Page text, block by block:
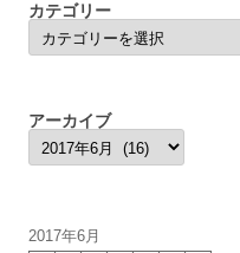
カテゴリー
カ
テ
ゴ
アーカイブ
ア
ー
カ
2017年6月